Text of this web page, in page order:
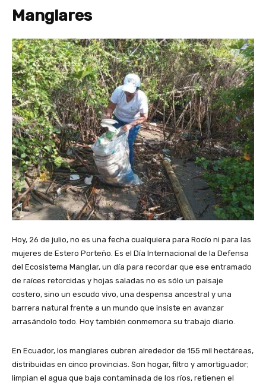
Manglares
Hoy, 26 de julio, no es una fecha cualquiera para Rocío ni para las
mujeres de Estero Porteño. Es el Día Internacional de la Defensa
del Ecosistema Manglar, un día para recordar que ese entramado
de raíces retorcidas y hojas saladas no es sólo un paisaje
costero, sino un escudo vivo, una despensa ancestral y una
barrera natural frente a un mundo que insiste en avanzar
arrasándolo todo. Hoy también conmemora su trabajo diario.
En Ecuador, los manglares cubren alrededor de 155 mil hectáreas,
distribuidas en cinco provincias. Son hogar, filtro y amortiguador;
limpian el agua que baja contaminada de los ríos, retienen el